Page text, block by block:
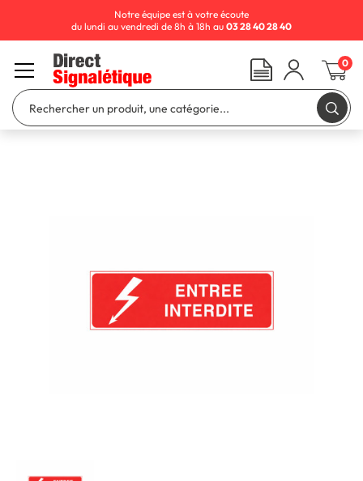
Notre équipe est à votre écoute
du lundi au vendredi de 8h à 18h au 03 28 40 28 40
0